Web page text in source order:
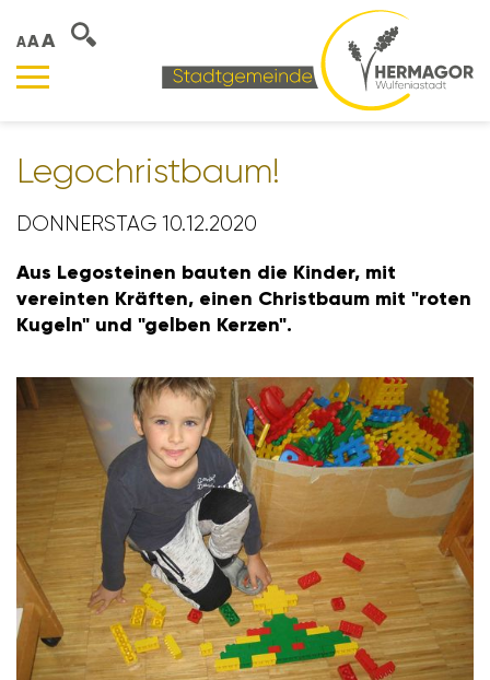
AAA
Legochrist­baum!
DONNERSTAG 10.12.2020
Aus Lego­steinen bauten die Kinder, mit
vereinten Kräften, einen Christ­baum mit "roten
Kugeln" und "gelben Kerzen".